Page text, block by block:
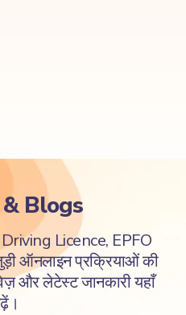
Blogs
Licence, EPFO
ऑनलाइन प्रक्रियाओं की
और लेटेस्ट जानकारी यहाँ